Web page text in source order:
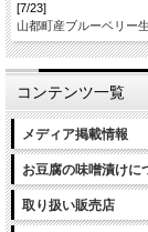
[7/23]
山都町産ブルーベリー
コンテンツ一覧
メディア掲載情報
お豆腐の味噌漬けに
取り扱い販売店